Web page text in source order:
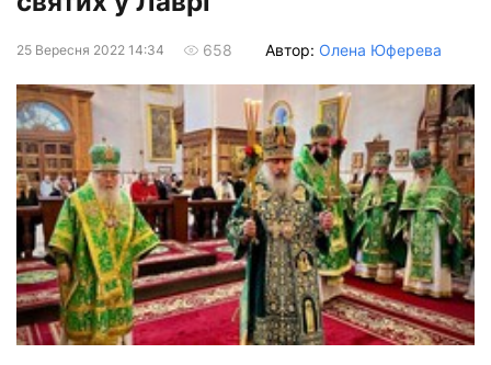
25 Вересня 2022 14:34 658 Автор: Олена Юферева